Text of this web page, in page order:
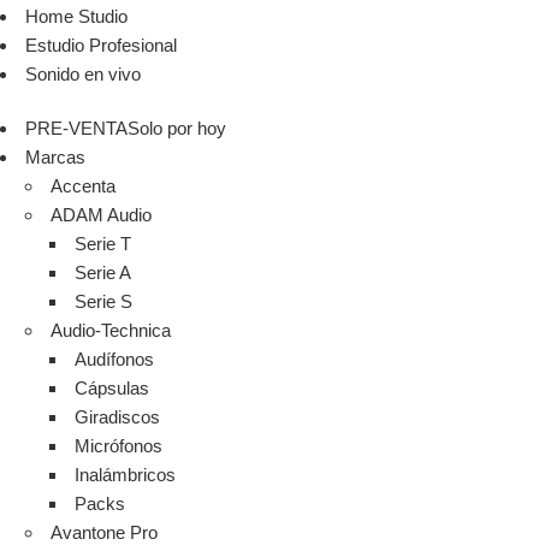
Home Studio
Estudio Profesional
Sonido en vivo
PRE-VENTASolo por hoy
Marcas
Accenta
ADAM Audio
Serie T
Serie A
Serie S
Audio-Technica
Audífonos
Cápsulas
Giradiscos
Micrófonos
Inalámbricos
Packs
Avantone Pro